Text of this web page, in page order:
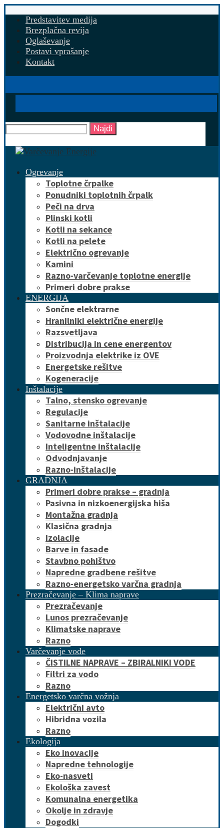
Predstavitev medija
Brezplačna revija
Oglaševanje
Postavi vprašanje
Kontakt
Najdi
Ogrevanje
Toplotne črpalke
Ponudniki toplotnih črpalk
Peči na drva
Plinski kotli
Kotli na sekance
Kotli na pelete
Električno ogrevanje
Kamini
Razno-varčevanje toplotne energije
Primeri dobre prakse
ENERGIJA
Sončne elektrarne
Hranilniki električne energije
Razsvetljava
Distribucija in cene energentov
Proizvodnja elektrike iz OVE
Energetske rešitve
Kogeneracije
Inštalacije
Talno, stensko ogrevanje
Regulacije
Sanitarne inštalacije
Vodovodne inštalacije
Inteligentne inštalacije
Odvodnjavanje
Razno-inštalacije
GRADNJA
Primeri dobre prakse – gradnja
Pasivna in nizkoenergijska hiša
Montažna gradnja
Klasična gradnja
Izolacije
Barve in fasade
Stavbno pohištvo
Napredne gradbene rešitve
Razno-energetsko varčna gradnja
Prezračevanje – Klima naprave
Prezračevanje
Lunos prezračevanje
Klimatske naprave
Razno
Varčevanje vode
ČISTILNE NAPRAVE – ZBIRALNIKI VODE
Filtri za vodo
Razno
Energetsko varčna vožnja
Električni avto
Hibridna vozila
Razno
Ekologija
Eko inovacije
Napredne tehnologije
Eko-nasveti
Ekološka zavest
Komunalna energetika
Okolje in zdravje
Dogodki